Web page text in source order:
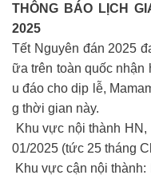
THÔNG BÁO LỊCH
2025
Tết Nguyên đán 2025
ữa trên toàn quốc nhận
u đáo cho dịp lễ,
g thời gian này.
Khu vực nội thành
01/2025 (tức 25 tháng
Khu vực cận nội